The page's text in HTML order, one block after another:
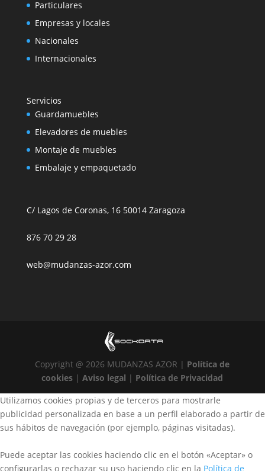
Particulares
Empresas y locales
Nacionales
Internacionales
Servicios
Guardamuebles
Elevadores de muebles
Montaje de muebles
Embalaje y empaquetado
C/ Lagos de Coronas, 16 50014 Zaragoza
876 70 29 28
web@mudanzas-azor.com
Copyright @ 2026 MUDANZAS AZOR | Política de
cookies |Aviso legal | Política de Privacidad
Utilizamos cookies propias y de terceros para mostrarle
publicidad personalizada en base a un perfil elaborado a partir de
sus hábitos de navegación (por ejemplo, páginas visitadas).
Puede aceptar las cookies haciendo clic en el botón «Aceptar» o
configurarlas o rechazar su uso haciendo clic en la Política de